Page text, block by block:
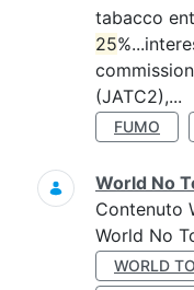
tabacco
25
(JATC2),...
FUMO
World No
Contenuto
World No
WORLD